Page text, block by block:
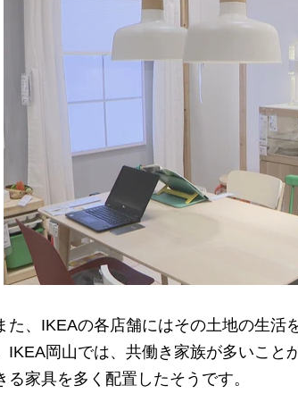
、IKEAの各店舗にはその土地の生活
IKEA岡山では、共働き家族が多いこと
る家具を多く配置したそうです。